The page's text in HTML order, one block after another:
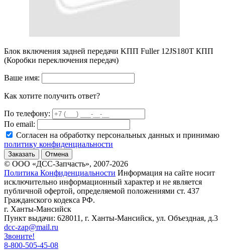
Блок включения задней передачи KПП Fuller 12JS180T КПП
(Коробки переключения передач)
Ваше имя:
Как хотите получить ответ?
По телефону:
По email:
Согласен на обработку персональных данных и принимаю
политику конфиденциальности
Заказать Отмена
© ООО «ДСС-Запчасть», 2007-2026
Политика Конфиденциальности Информация на сайте носит
исключительно информационный характер и не является
публичной офертой, определяемой положениями ст. 437
Гражданского кодекса РФ.
г. Ханты-Мансийск
Пункт выдачи: 628011, г. Ханты-Мансийск, ул. Объездная, д.3
dcc-zap@mail.ru
Звоните!
8-800-505-45-08